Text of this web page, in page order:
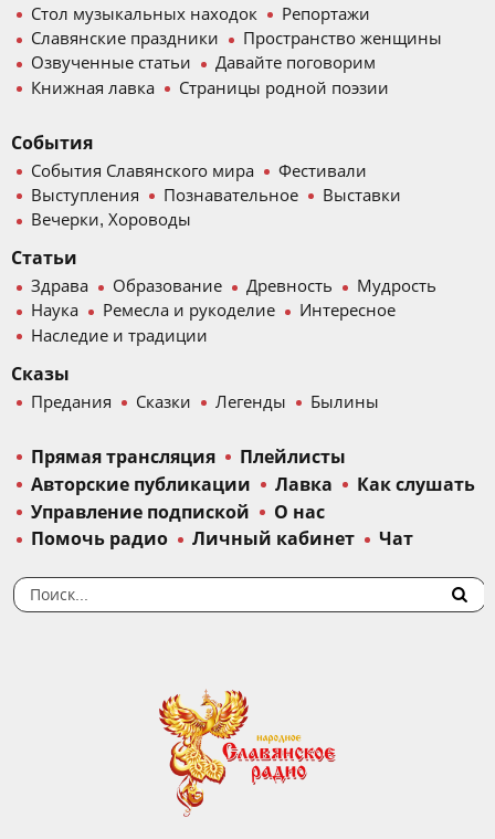
Стол музыкальных находок
Репортажи
Славянские праздники
Пространство женщины
Озвученные статьи
Давайте поговорим
Книжная лавка
Страницы родной поэзии
События
События Славянского мира
Фестивали
Выступления
Познавательное
Выставки
Вечерки, Хороводы
Статьи
Здрава Образование Древность
Мудрость
Наука
Ремесла и рукоделие
Интересное
Наследие и традиции
Сказы
Предания Сказки Легенды Былины
Прямая трансляция
Плейлисты
Авторские публикации
Лавка
Как слушать
Управление подпиской
О нас
Помочь радио
Личный кабинет Чат